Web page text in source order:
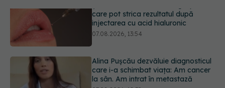
Alina Pușcău dezvăluie diagnosticul
care i-a schimbat viața: Am cancer
Greșeala care îți crește tensiunea